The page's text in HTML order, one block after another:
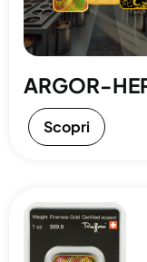
ARGOR-
Scopri